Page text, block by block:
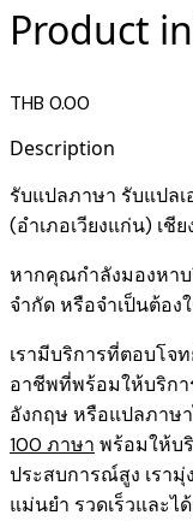
Product
THB 0.00
Description
รับแปลภาษา รับแปล
(อำเภอเวียงแก่น) เชีย
หากคุณกำลังมองหาบ
จำกัด หรือจำเป็นต้อง
เรามีบริการที่ตอบโจ
อาชีพที่พร้อมให้บริก
อังกฤษ หรือแปลภาษ
100 ภาษา พร้อมให้บ
ประสบการณ์สูง เรา
แม่นยำ รวดเร็วและ